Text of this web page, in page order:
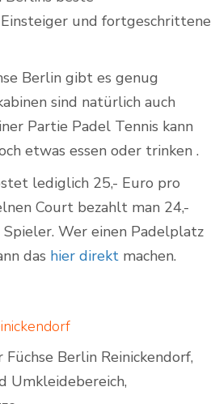
und fortgeschrittene
Berlin gibt es genug
sind natürlich auch
Partie Padel Tennis kann
etwas essen oder trinken .
lediglich 25,- Euro pro
Court bezahlt man 24,-
Spieler. Wer einen Padelplatz
das hier direkt machen.
Berlin Reinickendorf,
Umkleidebereich,